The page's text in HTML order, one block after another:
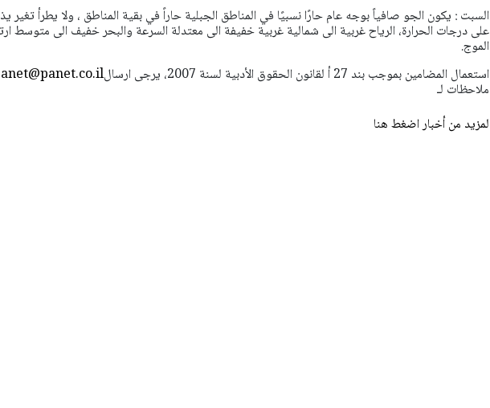
السبت : يكون الجو صافياً بوجه عام حارًا نسبيًا في المناطق الجبلية حاراً في بقية المناطق ، ولا يطرأ تغير
على درجات الحرارة، الرياح غربية الى شمالية غربية خفيفة الى معتدلة السرعة والبحر خفيف الى متوسط
الموج.
استعمال المضامين بموجب بند 27 أ لقانون الحقوق الأدبية لسنة 2007، يرجى ارسال
ملاحظات لـ
لمزيد من أخبار اضغط هنا